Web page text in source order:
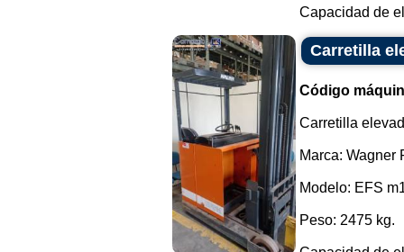
Capacidad de
Carretilla
Código
Carretilla
Marca: Wagner
Modelo: EFS
Peso: 2475 kg.